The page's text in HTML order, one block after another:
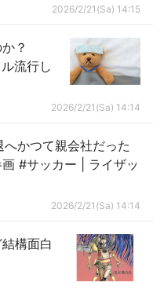
2026/2/21(Sa) 14:15
？
流行し
2026/2/21(Sa) 14:14
かつて親会社だった
カー | ライザッ
2026/2/21(Sa) 14:14
構面白